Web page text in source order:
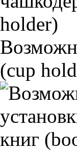
(cup